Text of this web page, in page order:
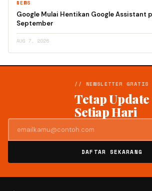
NEWS
Google Mulai Hentikan Google Assistant
September
AUG 7, 2026
// NEWSLETTER GRATIS
Tetap Update
Setiap Hari
DAFTAR SEKARANG